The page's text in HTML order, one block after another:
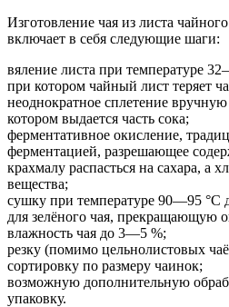
Изготовление чая из листа
включает в себя следующие шаги:
вяление листа при температуре
при котором чайный лист теряет
неоднократное сплетение
котором выдается часть сока;
ферментативное окисление,
ферментацией, разрешающее
крахмалу распасться на сахара,
вещества;
сушку при температуре 90—95 °C
для зелёного чая,
влажность чая до 3—5 %;
резку (помимо цельнолистовых
сортировку по размеру чаинок;
возможную дополнительную
упаковку.